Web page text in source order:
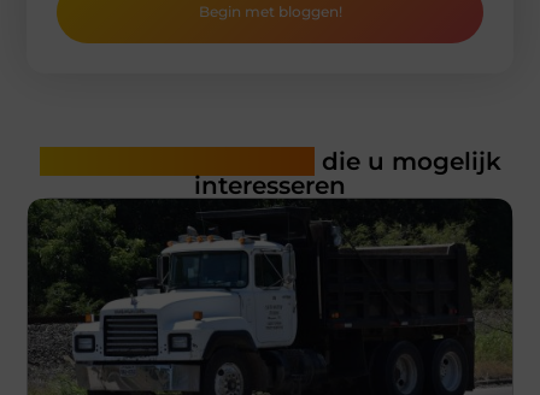
Begin met bloggen!
die u mogelijk
interesseren